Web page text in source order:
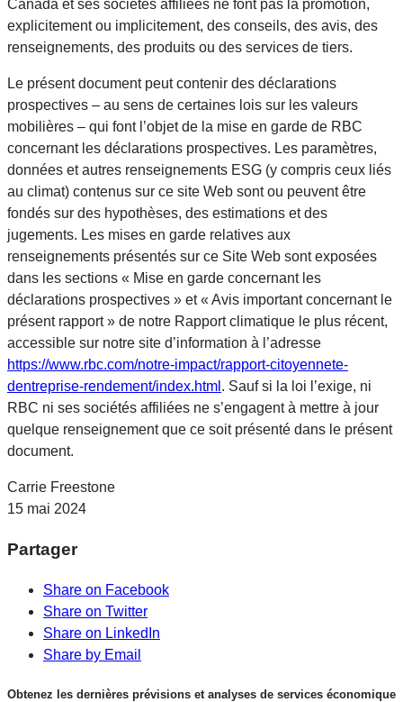
Canada et ses sociétés affiliées ne font pas la promotion,
explicitement ou implicitement, des conseils, des avis, des
renseignements, des produits ou des services de tiers.
Le présent document peut contenir des déclarations
prospectives – au sens de certaines lois sur les valeurs
mobilières – qui font l’objet de la mise en garde de RBC
concernant les déclarations prospectives. Les paramètres,
données et autres renseignements ESG (y compris ceux liés
au climat) contenus sur ce site Web sont ou peuvent être
fondés sur des hypothèses, des estimations et des
jugements. Les mises en garde relatives aux
renseignements présentés sur ce Site Web sont exposées
dans les sections « Mise en garde concernant les
déclarations prospectives » et « Avis important concernant le
présent rapport » de notre Rapport climatique le plus récent,
accessible sur notre site d’information à l’adresse
https://www.rbc.com/notre-impact/rapport-citoyennete-
dentreprise-rendement/index.html . Sauf si la loi l’exige, ni
RBC ni ses sociétés affiliées ne s’engagent à mettre à jour
quelque renseignement que ce soit présenté dans le présent
document.
Carrie Freestone
15 mai 2024
Partager
Share on Facebook
Share on Twitter
Share on LinkedIn
Share by Email
Obtenez les dernières prévisions et analyses de services économique